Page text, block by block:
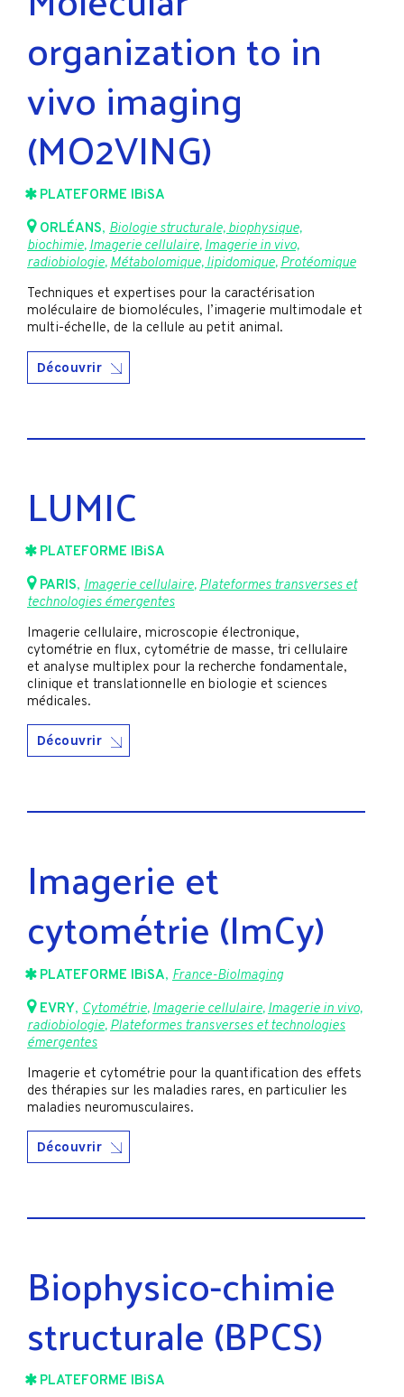
organization to in
vivo imaging
(MO2VING)
PLATEFORME IBiSA
ORLÉANS, Biologie structurale, biophysique,
biochimie,Imagerie cellulaire,Imagerie in vivo,
radiobiologie,Métabolomique, lipidomique,Protéomique
Techniques et expertises pour la caractérisation
moléculaire de biomolécules, l’imagerie multimodale et
multi-échelle, de la cellule au petit animal.
Découvrir
LUMIC
PLATEFORME IBiSA
PARIS, Imagerie cellulaire,Plateformes transverses et
technologies émergentes
Imagerie cellulaire, microscopie électronique,
cytométrie en flux, cytométrie de masse, tri cellulaire
et analyse multiplex pour la recherche fondamentale,
clinique et translationnelle en biologie et sciences
médicales.
Découvrir
Imagerie et
cytométrie (ImCy)
PLATEFORME IBiSA, France-BioImaging
EVRY, Cytométrie, Imagerie cellulaire, Imagerie in vivo,
radiobiologie, Plateformes transverses et technologies
émergentes
Imagerie et cytométrie pour la quantification des effets
des thérapies sur les maladies rares, en particulier les
maladies neuromusculaires.
Découvrir
Biophysico-chimie
structurale (BPCS)
PLATEFORME IBiSA